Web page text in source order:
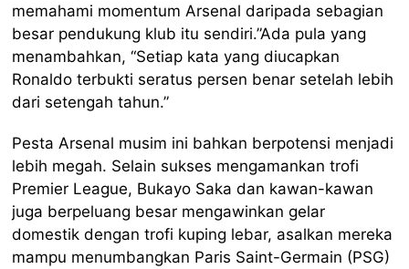
memahami momentum Arsenal daripada sebagian
besar pendukung klub itu sendiri.”Ada pula yang
menambahkan, “Setiap kata yang diucapkan
Ronaldo terbukti seratus persen benar setelah lebih
dari setengah tahun.”
Pesta Arsenal musim ini bahkan berpotensi menjadi
lebih megah. Selain sukses mengamankan trofi
Premier League, Bukayo Saka dan kawan-kawan
juga berpeluang besar mengawinkan gelar
domestik dengan trofi kuping lebar, asalkan mereka
mampu menumbangkan Paris Saint-Germain (PSG)